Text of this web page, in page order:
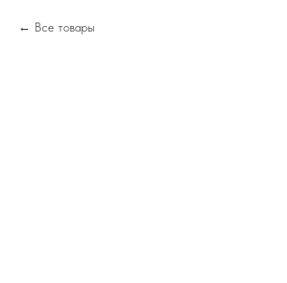
Все товары